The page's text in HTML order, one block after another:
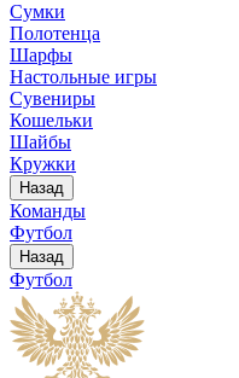
Сумки
Полотенца
Шарфы
Настольные игры
Сувениры
Кошельки
Шайбы
Кружки
Назад
Команды
Футбол
Назад
Футбол